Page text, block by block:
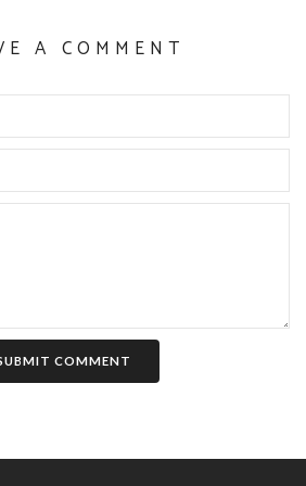
A COMMENT
COMMENT